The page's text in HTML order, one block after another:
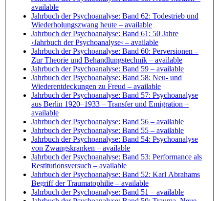
available
Jahrbuch der Psychoanalyse: Band 62: Todestrieb und
Wiederholungszwang heute – available
Jahrbuch der Psychoanalyse: Band 61: 50 Jahre
›Jahrbuch der Psychoanalyse‹ – available
Jahrbuch der Psychoanalyse: Band 60: Perversionen –
Zur Theorie und Behandlungstechnik – available
Jahrbuch der Psychoanalyse: Band 59 – available
Jahrbuch der Psychoanalyse: Band 58: Neu- und
Wiederentdeckungen zu Freud – available
Jahrbuch der Psychoanalyse: Band 57: Psychoanalyse
aus Berlin 1920–1933 – Transfer und Emigration –
available
Jahrbuch der Psychoanalyse: Band 56 – available
Jahrbuch der Psychoanalyse: Band 55 – available
Jahrbuch der Psychoanalyse: Band 54: Psychoanalyse
von Zwangskranken – available
Jahrbuch der Psychoanalyse: Band 53: Performance als
Restitutionsversuch – available
Jahrbuch der Psychoanalyse: Band 52: Karl Abrahams
Begriff der Traumatophilie – available
Jahrbuch der Psychoanalyse: Band 51 – available